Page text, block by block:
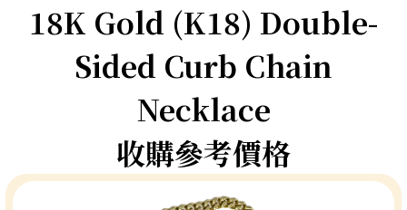
18K Gold (K18) Double-
Sided Curb Chain
Necklace
收購參考價格